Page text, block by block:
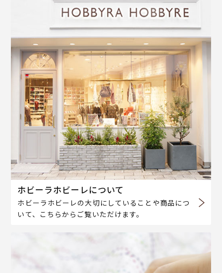
ホビーラホビーレについて
ホビーラホビーレの大切にしていることや商品につ
いて、こちらからご覧いただけます。